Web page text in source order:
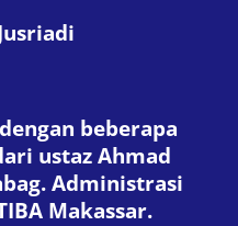
beberapa
ustaz Ahmad
Administrasi
Makassar.